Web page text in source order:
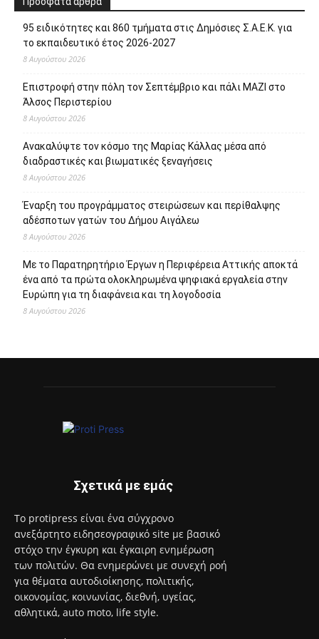
Ευρώπη για τη διαφάνεια και τη λογοδοσία
Το protipress είναι ένα σύγχρονο
ανεξάρτητο ειδησεογραφικό site με βασικό
στόχο την έγκυρη και έγκαιρη ενημέρωση
των πολιτών. Θα ενημερώνει με συνεχή ροή
για θέματα αυτοδιοίκησης, πολιτικής,
οικονομίας, κοινωνίας, διεθνή, υγείας,
Όροι Χρήσης
Πολιτική Απορρήτου